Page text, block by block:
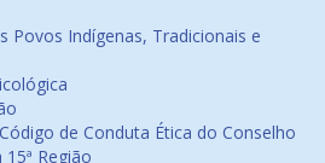
Povos Indígenas, Tradicionais e
de Conduta Ética do Conselho
Região